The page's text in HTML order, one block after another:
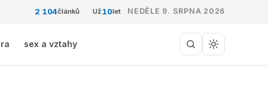
2 104článků Už10let NEDĚLE 9. SRPNA 2026
sex a vztahy